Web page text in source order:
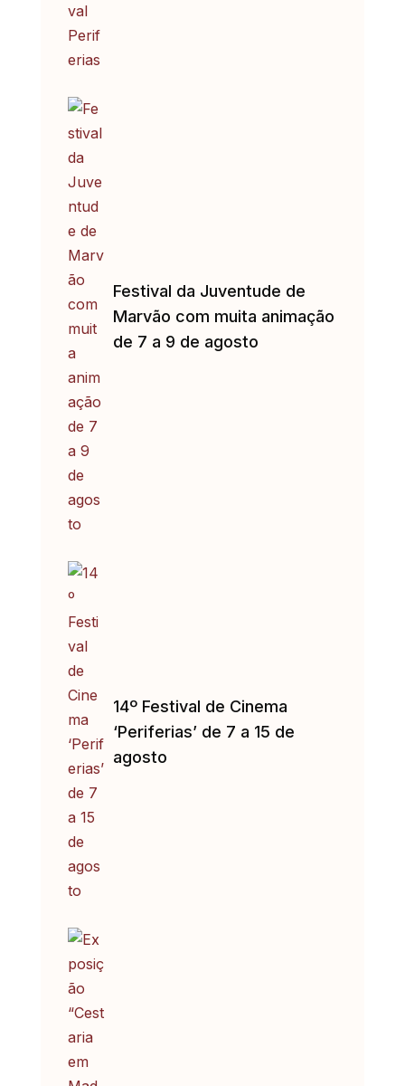
Festival da Juventude de
Marvão com muita animação
de 7 a 9 de agosto
14º Festival de Cinema
‘Periferias’ de 7 a 15 de
agosto